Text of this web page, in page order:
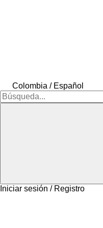
Colombia / Español
Iniciar sesión / Registro